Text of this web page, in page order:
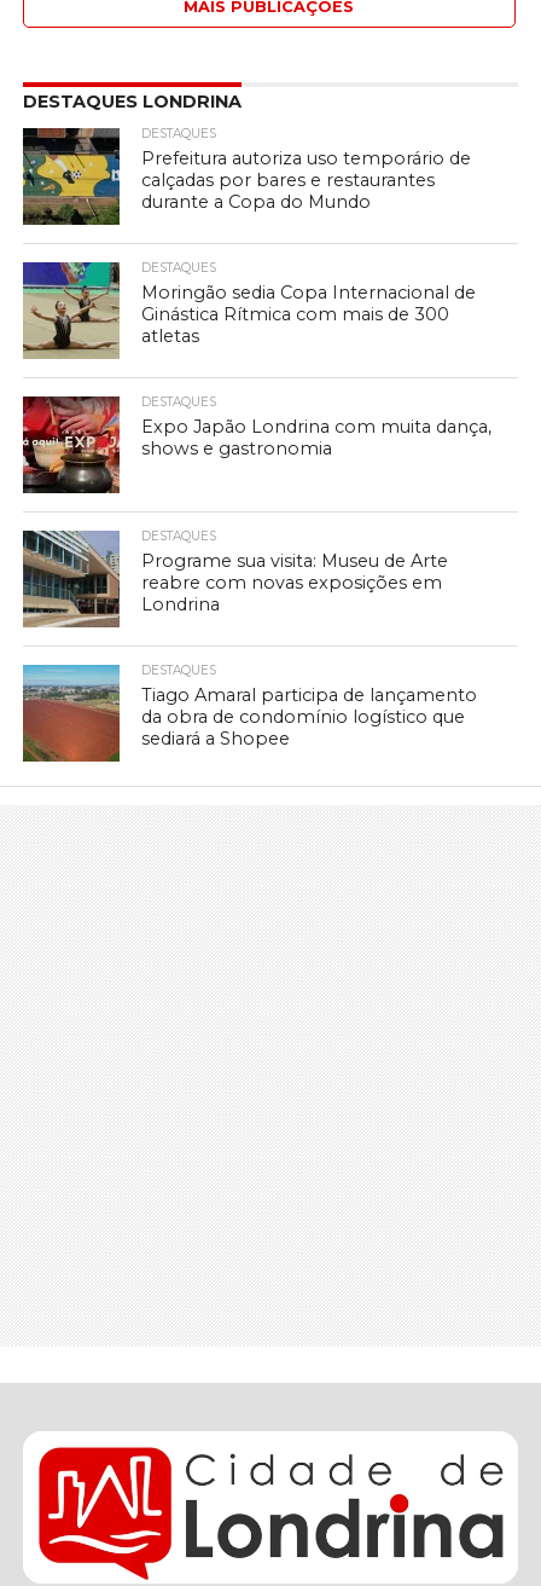
MAIS PUBLICAÇÕES
DESTAQUES LONDRINA
DESTAQUES
Prefeitura autoriza uso temporário de
calçadas por bares e restaurantes
durante a Copa do Mundo
DESTAQUES
Moringão sedia Copa Internacional de
Ginástica Rítmica com mais de 300
atletas
DESTAQUES
Expo Japão Londrina com muita dança,
shows e gastronomia
DESTAQUES
Programe sua visita: Museu de Arte
reabre com novas exposições em
Londrina
DESTAQUES
Tiago Amaral participa de lançamento
da obra de condomínio logístico que
sediará a Shopee